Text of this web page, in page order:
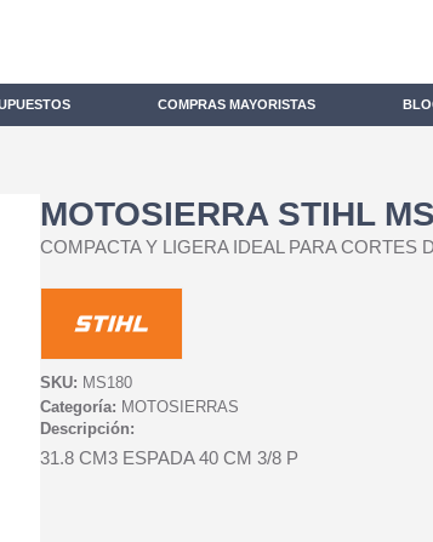
COMPRAS MAYORISTAS
MOTOSIERRA STIHL
COMPACTA Y LIGERA IDEAL PARA CORTES
SKU: MS180
Categoría: MOTOSIERRAS
Descripción:
31.8 CM3 ESPADA 40 CM 3/8 P